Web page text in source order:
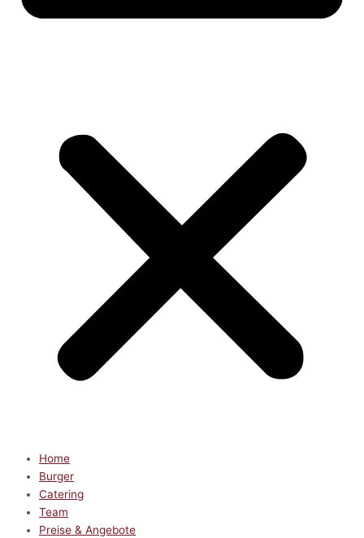
Home
Burger
Catering
Team
Preise & Angebote